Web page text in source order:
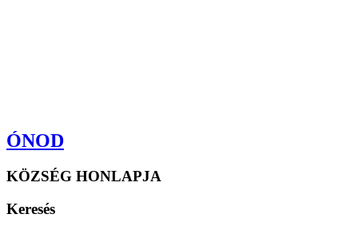
ÓNOD
KÖZSÉG HONLAPJA
Keresés